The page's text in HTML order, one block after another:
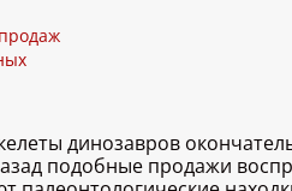
динозавров
подобные продажи